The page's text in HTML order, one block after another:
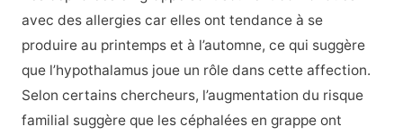
avec des allergies car elles ont tendance à se
produire au printemps et à l’automne, ce qui suggère
que l’hypothalamus joue un rôle dans cette affection.
Selon certains chercheurs, l’augmentation du risque
familial suggère que les céphalées en grappe ont